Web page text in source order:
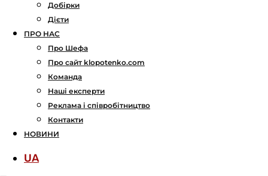
Добірки
Дієти
ПРО НАС
Про Шефа
Про сайт klopotenko.com
Команда
Наші експерти
Реклама і співробітництво
Контакти
НОВИНИ
UA